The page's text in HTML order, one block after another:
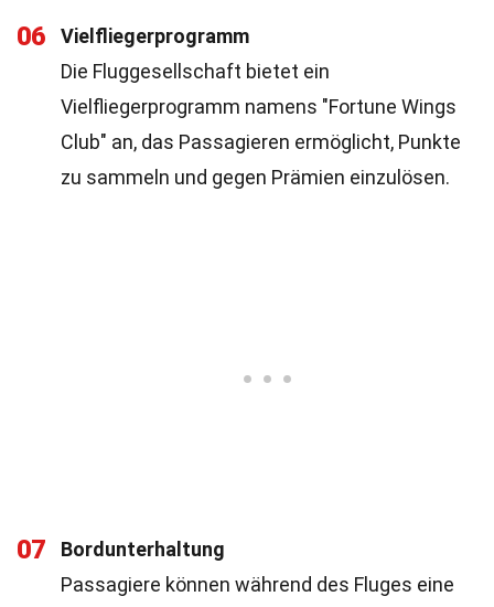
06
Vielfliegerprogramm
Die Fluggesellschaft bietet ein
Vielfliegerprogramm namens "Fortune Wings
Club" an, das Passagieren ermöglicht, Punkte
zu sammeln und gegen Prämien einzulösen.
07
Bordunterhaltung
Passagiere können während des Fluges eine